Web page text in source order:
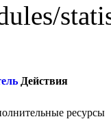
Действия
ресурсы